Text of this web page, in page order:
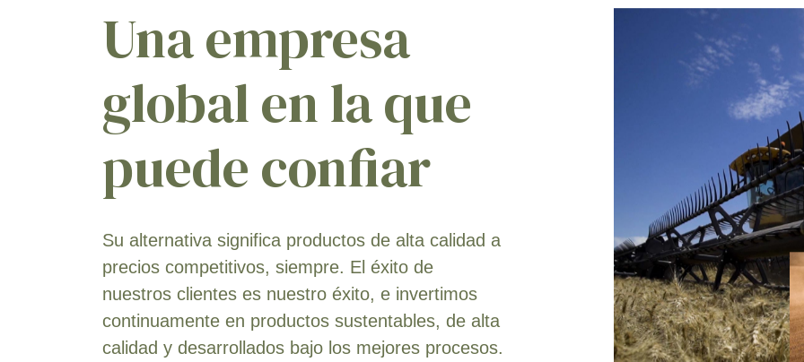
Una empresa
global en la que
puede confiar
Su alternativa significa productos de alta calidad a
precios competitivos, siempre. El éxito de
nuestros clientes es nuestro éxito, e invertimos
continuamente en productos sustentables, de alta
calidad y desarrollados bajo los mejores procesos.